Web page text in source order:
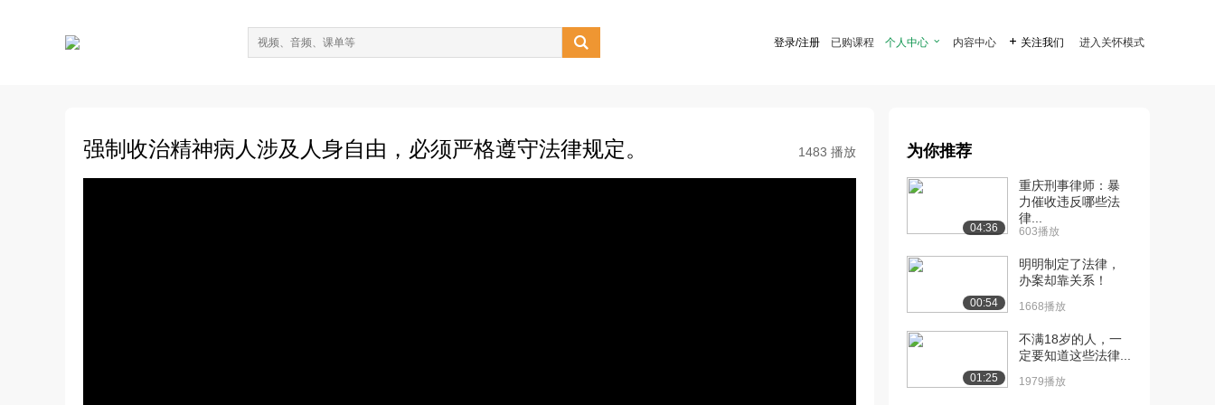
 登录/注册 已购课程 个人中心  内容中心  关注我们 进入关怀模式
强制收治精神病人涉及人身自由，必须严格遵守法律规定。 1483 播放 为你推荐
04:36
重庆刑事律师：暴
力催收违反哪些法
律...
603播放
00:54
明明制定了法律，
办案却靠关系！
1668播放
01:25
不满18岁的人，一
定要知道这些法律...
1979播放